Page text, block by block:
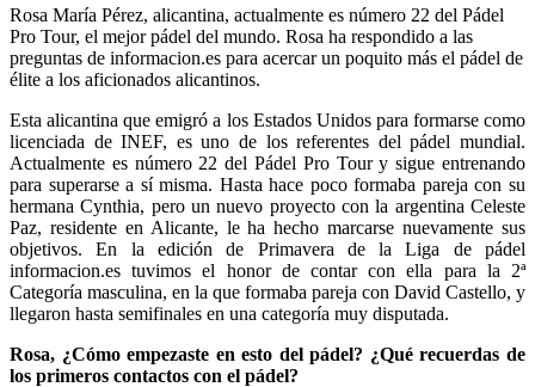
Rosa María Pérez, alicantina, actualmente es número 22 del Pádel
Pro Tour, el mejor pádel del mundo. Rosa ha respondido a las
preguntas de informacion.es para acercar un poquito más el pádel de
élite a los aficionados alicantinos.
Esta alicantina que emigró a los Estados Unidos para formarse como
licenciada de INEF, es uno de los referentes del pádel mundial.
Actualmente es número 22 del Pádel Pro Tour y sigue entrenando
para superarse a sí misma. Hasta hace poco formaba pareja con su
hermana Cynthia, pero un nuevo proyecto con la argentina Celeste
Paz, residente en Alicante, le ha hecho marcarse nuevamente sus
objetivos. En la edición de Primavera de la Liga de pádel
informacion.es tuvimos el honor de contar con ella para la 2ª
Categoría masculina, en la que formaba pareja con David Castello, y
llegaron hasta semifinales en una categoría muy disputada.
Rosa, ¿Cómo empezaste en esto del pádel? ¿Qué recuerdas de
los primeros contactos con el pádel?